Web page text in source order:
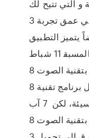
و التي تتيح ﻟﻚ
ﺍﻹﻧﻐﻤﺎﺱ ﻓﻲ ﻋﻤﻖ ﺗﺠﺮﺑﺔ 3D ﻟﻠﺼﻮﺕ ﺍﻟﻤﺤﻴﻄﻲ
التطبيق
بميزة ﺍﻟﺘﻄﺒﻴﻖ ﺍﻟﺬﻛﻲ ﻹﻋﺪﺍﺩﺍﺕ ﺍﻟﺼﻮﺕ ﺍﻟﻤﺴﺒﻘ 11 شباط
(فبراير) 2019 كما أيضا تعرف بتقنية الصوت 8D. في هذا
الفيديو لن نتطرق الى تحميل برنامج تقنية 8D يحول
الموسيقى آليا لأن كل التطبيقات سيئة، لكن 7 آب
(أغسطس) 2019 كما أيضا تعرف بتقنية الصوت 8d في